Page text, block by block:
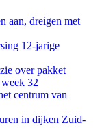
aan, dreigen met
12-jarige
over pakket
32
centrum van
in dijken Zuid-